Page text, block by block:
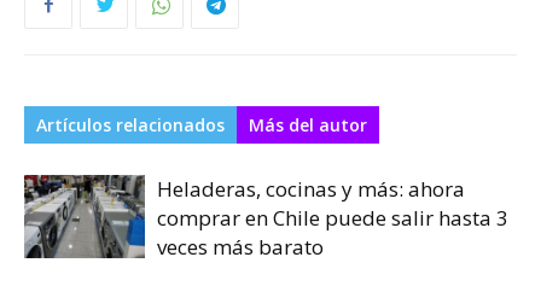
Artículos relacionados Más del autor
Heladeras, cocinas y más: ahora
comprar en Chile puede salir hasta 3
veces más barato